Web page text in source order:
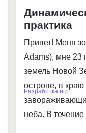
практика
Привет! Меня
Adams), мне 23
земель Новой
острове, в краю
неба. В
Разработка игр